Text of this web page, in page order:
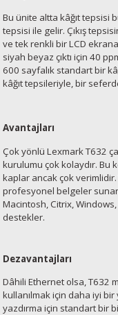
Bu ünite altta kâğıt tepsisi
tepsisi ile gelir. Çıkış
ve tek renkli bir LCD
siyah beyaz çıktı için 40
600 sayfalık standart bir
kâğıt tepsileriyle, bir
Avantajları
Çok yönlü Lexmark T632
kurulumu çok kolaydır. Bu
kaplar ancak çok verimlidir.
profesyonel belgeler
Macintosh, Citrix,
destekler.
Dezavantajları
Dâhili Ethernet olsa, T632
kullanılmak için daha iyi bir
yazdırma için standart bir